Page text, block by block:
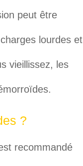
peut être
lourdes et
vieillissez, les
?
recommandé